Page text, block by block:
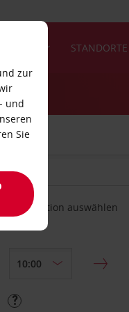
STANDORTE
auswählen
zur
und
Sie